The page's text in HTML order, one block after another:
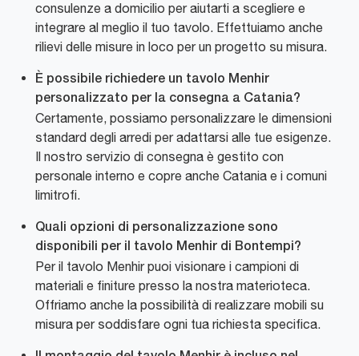
consulenze a domicilio per aiutarti a scegliere e
integrare al meglio il tuo tavolo. Effettuiamo anche
rilievi delle misure in loco per un progetto su misura.
È possibile richiedere un tavolo Menhir
personalizzato per la consegna a Catania?
Certamente, possiamo personalizzare le dimensioni
standard degli arredi per adattarsi alle tue esigenze.
Il nostro servizio di consegna è gestito con
personale interno e copre anche Catania e i comuni
limitrofi.
Quali opzioni di personalizzazione sono
disponibili per il tavolo Menhir di Bontempi?
Per il tavolo Menhir puoi visionare i campioni di
materiali e finiture presso la nostra materioteca.
Offriamo anche la possibilità di realizzare mobili su
misura per soddisfare ogni tua richiesta specifica.